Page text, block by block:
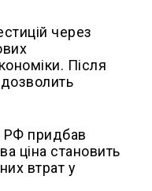
через
Після
РФ придбав
ціна становить
втрат у